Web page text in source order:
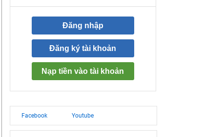
Đăng nhập
Đăng ký tài khoản
Nạp tiền vào tài khoản
Facebook Youtube